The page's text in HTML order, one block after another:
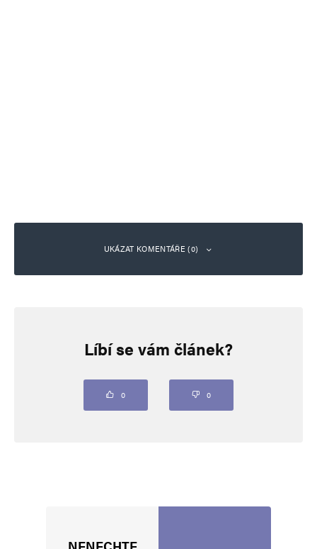
UKÁZAT KOMENTÁŘE (0)
Vaše e-mailová adresa nebude zveřejněna. Vyžadované informace jsou
Líbí se vám článek?
0 0